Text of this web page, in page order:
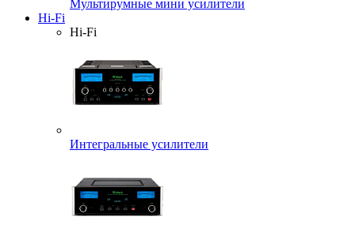
Мультирумные мини усилители
Hi-Fi
Hi-Fi
Интегральные усилители